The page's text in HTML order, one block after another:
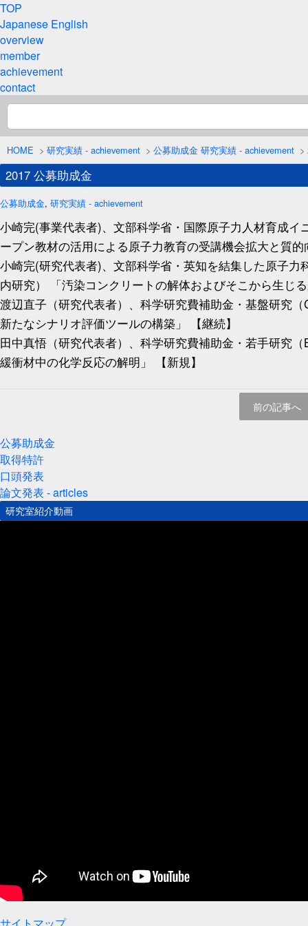
TOP
Japanese English
overview
member
achievement
contact
HOME > 研究実績 - achievement > 公募助成金 研究実績 - achievement >
2017 公募助成金
公募助成金, 研究実績 - achievement
小崎完(事業代表者)、文部科学省・国際原子力人材育成
ープン教材の活用による原子力教育の受講機会拡大と質
小崎完(研究代表者)、文部科学省・英知を結集した原子
内研究） 「汚染コンクリートの解体およびそこから生じ
渡辺直子（研究代表者）、科学研究費補助金・基盤研究
新たなシナリオ評価ツールの構築」 【継続】
田中真悟（研究代表者）、科学研究費補助金・若手研究
緩衝材中の化学反応の解明」 【新規】
前の記事へ
公募助成金
取得特許
口頭発表
論文発表 - articles
研究室紹介動画